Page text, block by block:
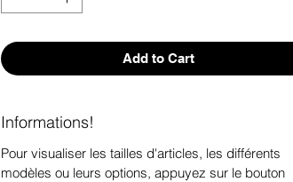
Add to Cart
Informations!
Pour visualiser les tailles d'articles, les différents
modèles ou leurs options, appuyez sur le bouton